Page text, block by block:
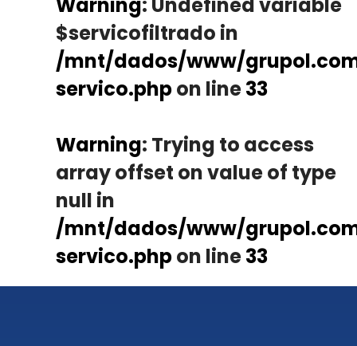
$servicofiltrado in
/mnt/dados/www/
servico.phpon line33
Warning: Trying to access
array offset on value of type
null in
/mnt/dados/www/
servico.phpon line33